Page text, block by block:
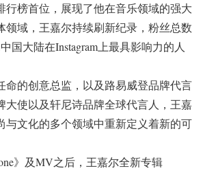
行榜首位，展现了他在音乐领域的强大
领域，王嘉尔持续刷新纪录，粉丝总数
国大陆在Instagram上最具影响力的人
命的创意总监，以及路易威登品牌代言
大使以及轩尼诗品牌全球代言人，王嘉
与文化的多个领域中重新定义着新的可
》及MV之后，王嘉尔全新专辑